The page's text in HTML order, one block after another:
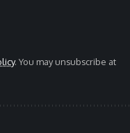
. You may unsubscribe at